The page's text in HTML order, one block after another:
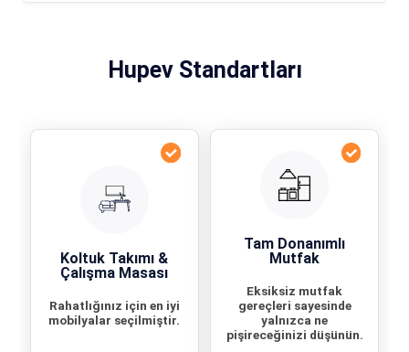
Hupev Standartları
Koltuk Takımı &
Çalışma Masası
Rahatlığınız için en iyi
mobilyalar seçilmiştir.
Tam Donanımlı
Mutfak
Eksiksiz mutfak
gereçleri sayesinde
yalnızca ne
pişireceğinizi düşünün.